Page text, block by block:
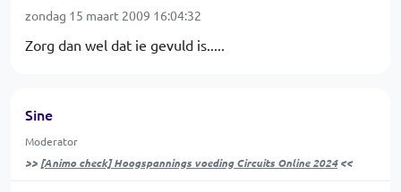
zondag 15 maart 2009 16:04:32
Zorg dan wel dat ie gevuld is.....
Sine
Moderator
>> [Animo check] Hoogspannings voeding Circuits Online 2024<<